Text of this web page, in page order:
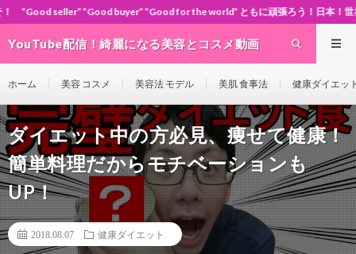
buyer” ”Good for the world” ともに頑張ろう！日本！世界！
YouTube配信！綺麗になる美容とコスメ動画
ホーム 美容 コスメ 美容法 モデル 美肌 食事法 健康ダイエッ
ダイエット中の方必見、痩せて健康！
簡単料理だからモチベーションも
UP！
2018.08.07 健康ダイエット